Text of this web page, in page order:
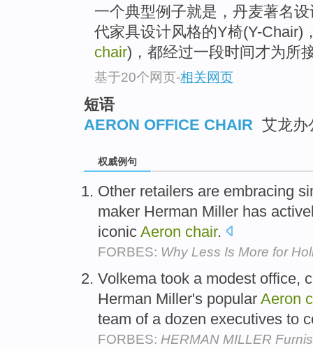
一个典型例子就是，丹麦著名
代家具设计风格的Y椅(Y-Chair)
chair)，都经过一段时间才为所
基于20个网页-相关网页
短语
AERON OFFICE CHAIR 艾龙办
权威例句
Other retailers are embracing
maker Herman Miller has
iconic Aeron chair.
FORBES: Why Less Is More for
Volkema took a modest office,
Herman Miller's popular Aeron
team of a dozen executives to
FORBES: HERMAN MILLER